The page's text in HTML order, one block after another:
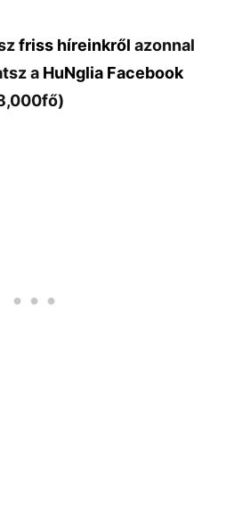
friss híreinkről azonnal
a HuNglia Facebook